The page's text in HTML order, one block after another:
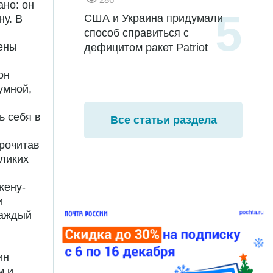
он
В
себя в
США и Украина придумали
способ справиться с
дефицитом ракет Patriot
Все статьи раздела